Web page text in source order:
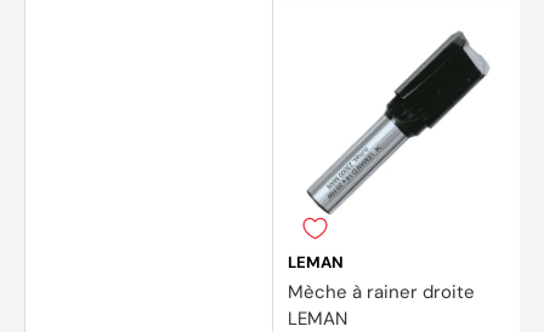
LEMAN
Mèche à rainer droite
LEMAN